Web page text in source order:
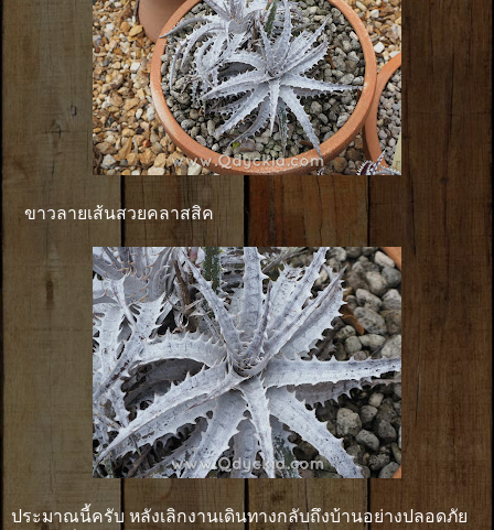
ขาวลายเส้นสวยคลาสสิค
ประมาณนี้ครับ หลังเลิกงานเดินทางกลับถึงบ้านอย่างปลอดภัย